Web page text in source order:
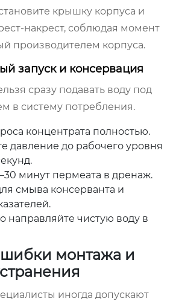
крышку корпуса и
накрест, соблюдая момент
производителем корпуса.
запуск и консервация
сразу подавать воду под
в систему потребления.
концентрата полностью.
давление до рабочего уровня
минут пермеата в дренаж.
смыва консерванта и
направляйте чистую воду в
монтажа и
иногда допускают